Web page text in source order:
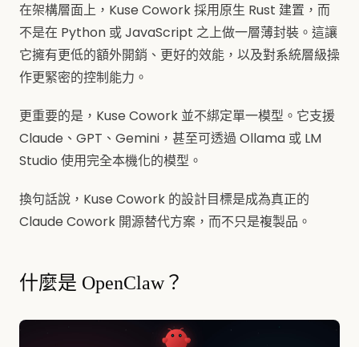
在架構層面上，Kuse Cowork 採用原生 Rust 建置，而
不是在 Python 或 JavaScript 之上做一層薄封裝。這讓
它擁有更低的額外開銷、更好的效能，以及對系統層級操
作更緊密的控制能力。
更重要的是，Kuse Cowork 並不綁定單一模型。它支援
Claude、GPT、Gemini，甚至可透過 Ollama 或 LM
Studio 使用完全本機化的模型。
換句話說，Kuse Cowork 的設計目標是成為真正的
Claude Cowork 開源替代方案，而不只是複製品。
什麼是 OpenClaw？